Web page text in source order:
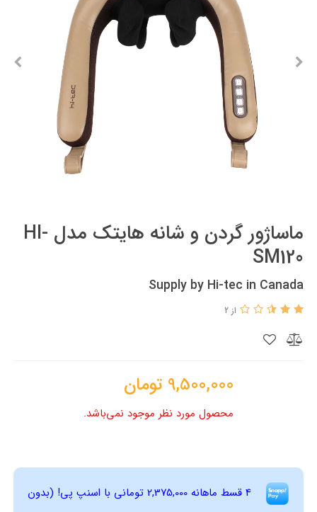
ماساژور گردن و شانه هایتک مدل HI-
SM120
Supply by Hi-tec in Canada
از 2
9,500,000 تومان
محصول مورد نظر موجود نمی‌باشد.
4 قسط ماهانه 2,375,000 تومانی با اسنپ ‌پی! (بدون